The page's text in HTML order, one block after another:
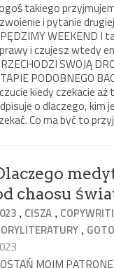
takiego
i pytanie drugiej
WEEKEND I
i czujesz wtedy
SWOJĄ
PODOBNEGO
kiedy czekacie
o dlaczego, kim
Co ma być to
chaosu
, CISZA ,
,
MOIM